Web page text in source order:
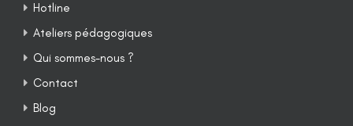
Hotline
Ateliers pédagogiques
Qui sommes-nous ?
Contact
Blog